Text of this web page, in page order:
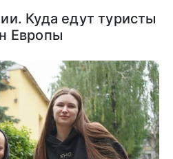
Куда едут туристы
Европы